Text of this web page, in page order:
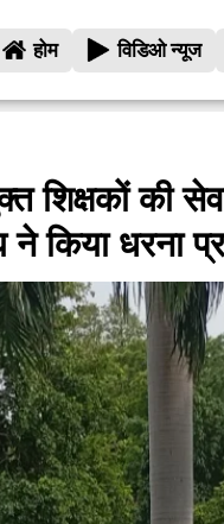
होम विडिओ न्यूज
शिक्षकों की
ने किया धरना